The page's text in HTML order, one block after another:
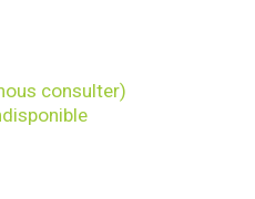
consulter)